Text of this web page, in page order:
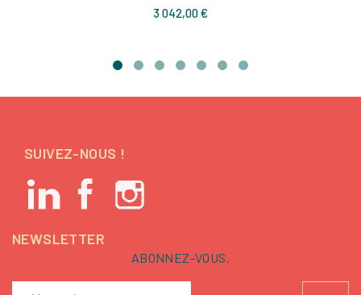
3 042,00 €Prix
SUIVEZ-NOUS !
NEWSLETTER
ABONNEZ-VOUS.